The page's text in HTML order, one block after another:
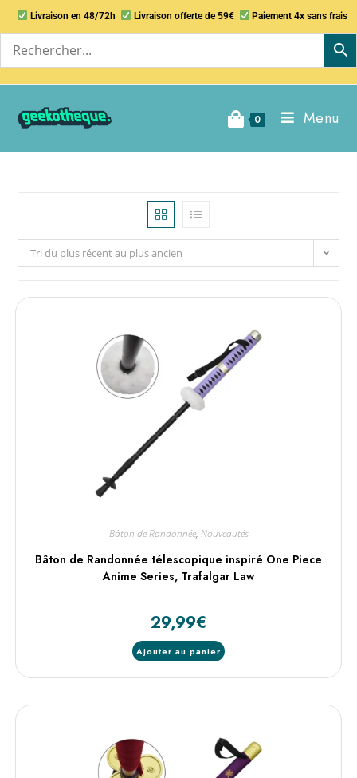
Livraison en 48/72h Livraison offerte de 59€ Paiement 4x sans frais
0 Menu
Tri du plus récent au plus ancien
Bâton de Randonnée, Nouveautés
Bâton de Randonnée télescopique inspiré One Piece
Anime Series, Trafalgar Law
29,99€
Ajouter au panier